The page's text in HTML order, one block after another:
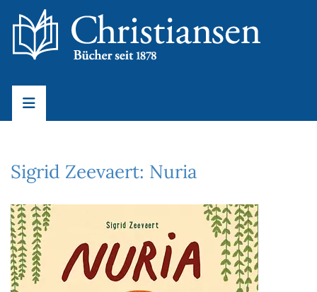
Sigrid Zeevaert: Nuria